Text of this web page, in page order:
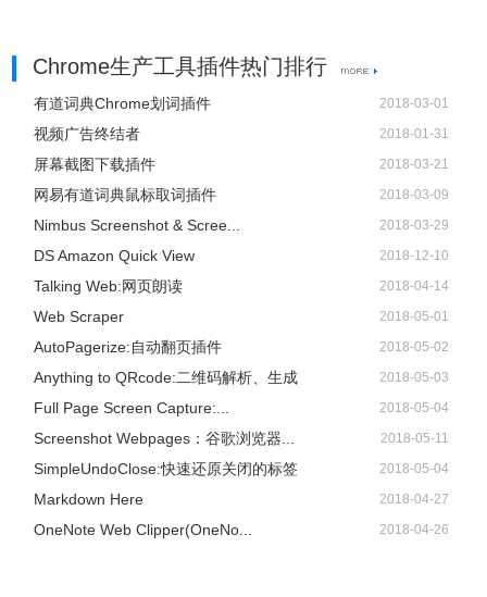
Chrome生产工具插件热门排行
有道词典Chrome划词插件 2018-03-01
视频广告终结者 2018-01-31
屏幕截图下载插件 2018-03-21
网易有道词典鼠标取词插件 2018-03-09
Nimbus Screenshot & Scree... 2018-03-29
DS Amazon Quick View 2018-12-10
Talking Web:网页朗读 2018-04-14
Web Scraper 2018-05-01
AutoPagerize:自动翻页插件 2018-05-02
Anything to QRcode:二维码解析、生成 2018-05-03
Full Page Screen Capture:... 2018-05-04
Screenshot Webpages：谷歌浏览器... 2018-05-11
SimpleUndoClose:快速还原关闭的标签 2018-05-04
Markdown Here 2018-04-27
OneNote Web Clipper(OneNo... 2018-04-26